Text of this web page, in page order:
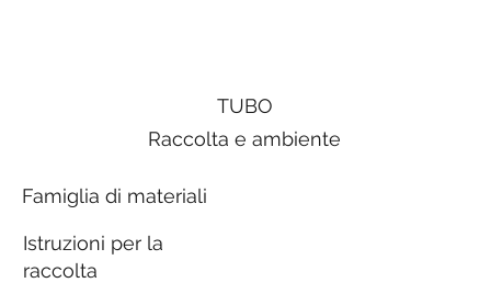
TUBO
Raccolta e ambiente
Famiglia di materiali
Istruzioni per la
raccolta